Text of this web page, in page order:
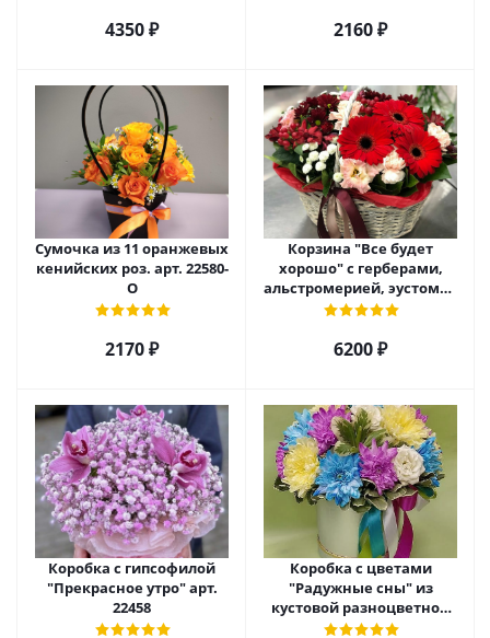
4350 ₽ 2160 ₽
Сумочка из 11 оранжевых
кенийских роз. арт. 22580-
О
2170 ₽
Корзина "Все будет
хорошо" с герберами,
альстромерией, эустомой
и хризантемой арт. 22461
6200 ₽
Коробка с гипсофилой
"Прекрасное утро" арт.
22458
Коробка с цветами
"Радужные сны" из
кустовой разноцветной
хризантемы арт. 22457